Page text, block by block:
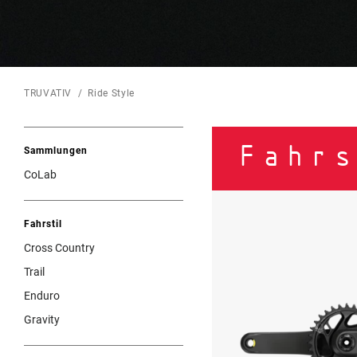
TRUVATIV Ride Style
Sammlungen
CoLab
Fahrstil
Cross Country
Trail
Enduro
Gravity